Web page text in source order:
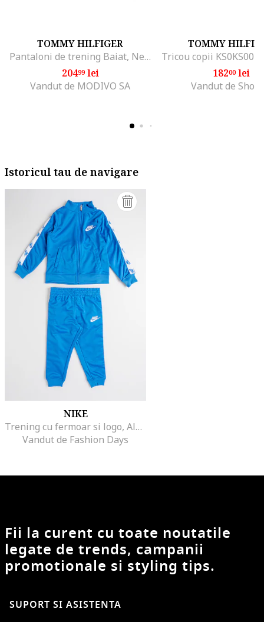
TOMMY HILFIGER
Pantaloni de trening Baiat, Negru, 100% bumbac, 4Y
20499lei
Vandut de MODIVO SA
TOMMY
Tricou copii
18200lei
Vandut de
Istoricul tau de navigare
NIKE
Trening cu fermoar si logo, Alb/Albastru glaciar
Vandut de Fashion Days
Fii la curent cu toate noutatile
legate de trends, campanii
promotionale si styling tips.
SUPORT SI ASISTENTA